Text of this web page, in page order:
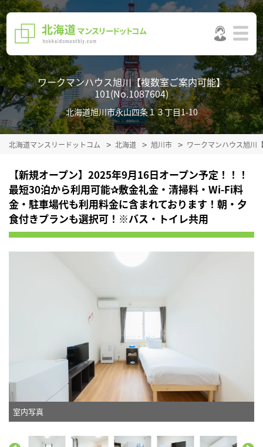
ワークマンハウス旭川【複数室ご案内可能】
101(No.1087604)
北海道旭川市永山四条１３丁目1-10
北海道マンスリードットコム 北海道 旭川市 ワークマンハウス旭川
【新規オープン】2025年9月16日オープン予定！！！
最短30泊から利用可能✰敷金礼金・清掃料・Wi-Fi料
金・駐車場代も利用料金に含まれております！朝・夕
食付きプランも選択可！※バス・トイレ共用
室内写真